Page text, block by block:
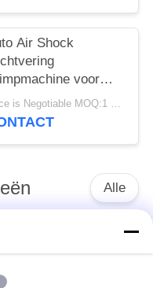
Air Shock
voor
/ BMW
Price is Negotiable MOQ:1 set
Alle